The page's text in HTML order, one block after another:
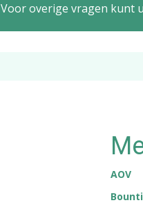
overige vragen kunt
AOV